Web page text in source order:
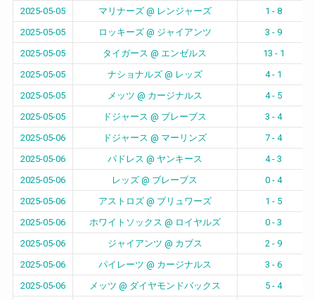
2025-05-05
マリナーズ @ レンジャーズ
1 - 8
2025-05-05
ロッキーズ @ ジャイアンツ
3 - 9
2025-05-05
タイガース @ エンゼルス
13 - 1
2025-05-05
ナショナルズ @ レッズ
4 - 1
2025-05-05
メッツ @ カージナルス
4 - 5
2025-05-05
ドジャース @ ブレーブス
3 - 4
2025-05-06
ドジャース @ マーリンズ
7 - 4
2025-05-06
パドレス @ ヤンキース
4 - 3
2025-05-06
レッズ @ ブレーブス
0 - 4
2025-05-06
アストロズ @ ブリュワーズ
1 - 5
2025-05-06
ホワイトソックス @ ロイヤルズ
0 - 3
2025-05-06
ジャイアンツ @ カブス
2 - 9
2025-05-06
パイレーツ @ カージナルス
3 - 6
2025-05-06
メッツ @ ダイヤモンドバックス
5 - 4